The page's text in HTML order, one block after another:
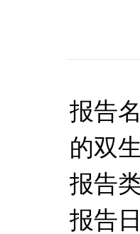
报告
的双
报告
报告